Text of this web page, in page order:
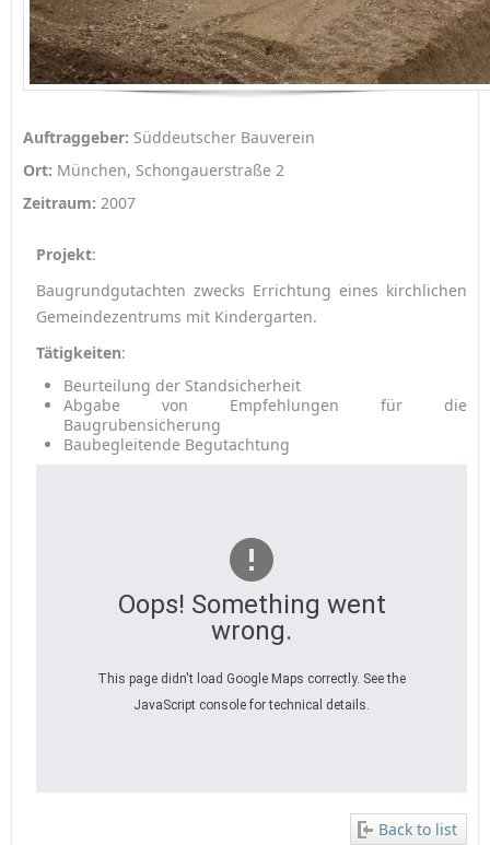
Auftraggeber: Süddeutscher Bauverein
Ort: München, Schongauerstraße 2
Zeitraum: 2007
Projekt:
Baugrundgutachten zwecks Errichtung eines kirchlichen
Gemeindezentrums mit Kindergarten.
Tätigkeiten:
Beurteilung der Standsicherheit
Abgabe von Empfehlungen für die
Baugrubensicherung
Baubegleitende Begutachtung
Oops! Something went
wrong.
This page didn't load Google Maps correctly. See the
JavaScript console for technical details.
Back to list